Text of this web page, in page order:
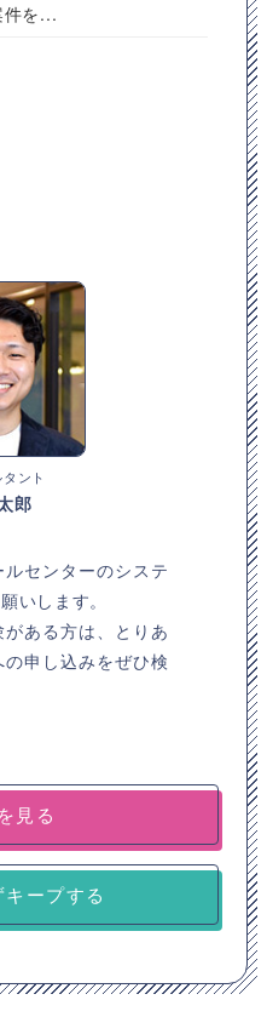
を...
ント
郎
センターのシステ
いします。
ある方は、とりあ
申し込みをぜひ検
見る
ープする